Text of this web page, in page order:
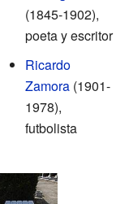
(1845-1902),
poeta y escritor
Ricardo
Zamora (1901-
1978),
futbolista